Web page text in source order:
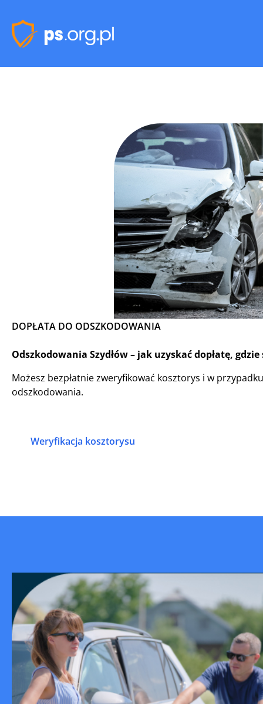
DOPŁATA DO ODSZKODOWANIA
Odszkodowania Szydłów – jak uzyskać dopłatę,
Możesz bezpłatnie zweryfikować kosztorys i w
odszkodowania.
Weryfikacja kosztorysu